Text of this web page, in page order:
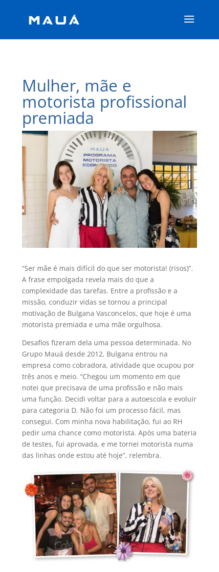
Mulher, mãe e
motorista profissional
premiada
“Ser mãe é mais difícil do que ser motorista! (risos)”.
A frase empolgada revela mais do que a
complexidade das tarefas. Entre a profissão e a
missão, conduzir vidas se tornou a principal
motivação de Bulgana Vasconcelos, que hoje é uma
motorista premiada e uma mãe orgulhosa.
Desafios fizeram dela uma pessoa determinada. No
Grupo Mauá desde 2012, Bulgana entrou na
empresa como cobradora, atividade que ocupou por
três anos e meio. “Chegou um momento em que
notei que precisava de uma profissão e não mais
uma função. Decidi voltar para a autoescola e evoluir
para categoria D. Não foi um processo fácil, mas
consegui. Com minha nova habilitação, fui ao RH
pedir uma chance como motorista. Após uma bateria
de testes, fui aprovada, e me tornei motorista numa
das linhas onde estou até hoje”, relembra.